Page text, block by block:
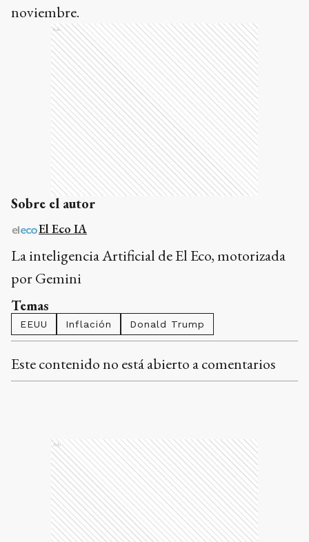
noviembre.
Ads
Sobre el autor
El Eco IA
La inteligencia Artificial de El Eco, motorizada
por Gemini
Temas
EEUU Inflación Donald Trump
Este contenido no está abierto a comentarios
Ads